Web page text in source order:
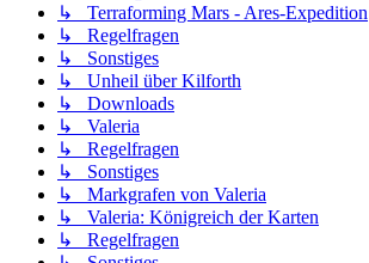
↳ Terraforming Mars - Ares-Expedition
↳ Regelfragen
↳ Sonstiges
↳ Unheil über Kilforth
↳ Downloads
↳ Valeria
↳ Regelfragen
↳ Sonstiges
↳ Markgrafen von Valeria
↳ Valeria: Königreich der Karten
↳ Regelfragen